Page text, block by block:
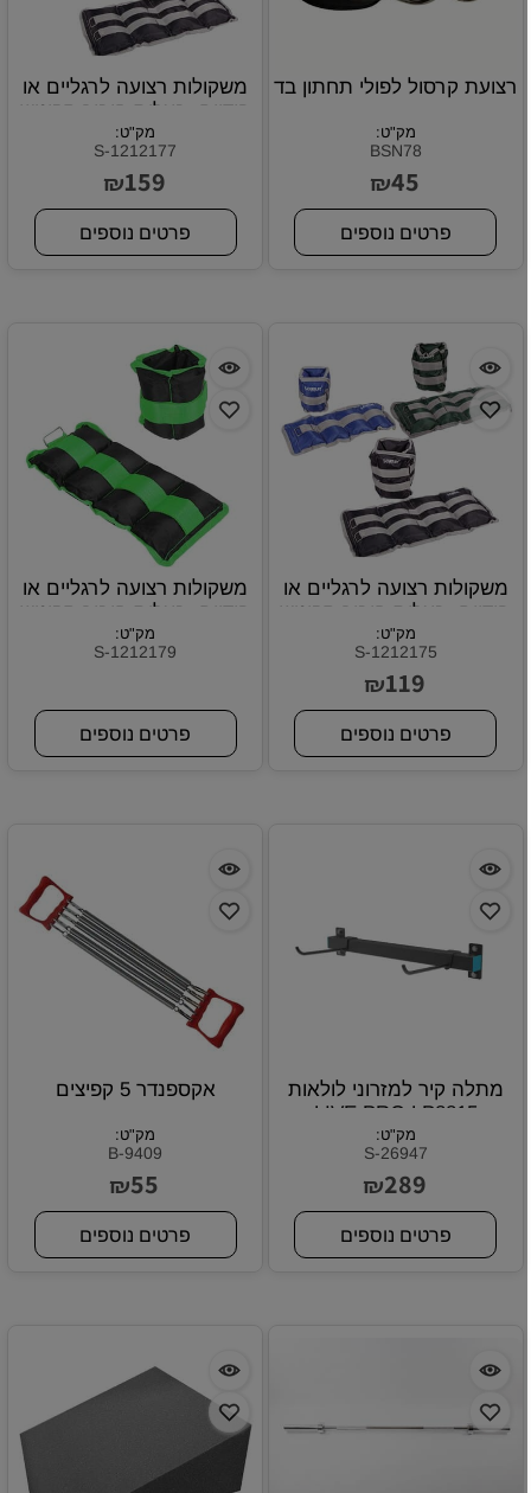
רצועת קרסול לפולי תחתון בד
מק"ט:
BSN78
₪45
פרטים נוספים
משקולות רצועה לרגליים או
הידיים, בעלות חיבור סקוטש
חזק. 3 ק"גמק"ט:
S-1212177
₪159
פרטים נוספים
משקולות רצועה לרגליים או
הידיים, בעלות חיבור סקוטש
חזק. 2 ק"גמק"ט:
S-1212175
₪119
פרטים נוספים
משקולות רצועה לרגליים או
הידיים, בעלות חיבור סקוטש
חזק. 0.5 ק"גמק"ט:
S-1212179
פרטים נוספים
מתלה קיר למזרוני לולאות
LIVE PRO LP8815
מק"ט:
S-26947
₪289
פרטים נוספים
אקספנדר 5 קפיצים
מק"ט:
B-9409
₪55
פרטים נוספים